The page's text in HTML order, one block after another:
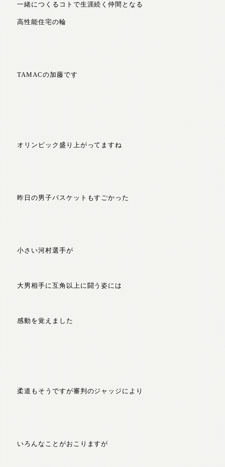
一緒につくるコトで生涯続く仲間となる
高性能住宅の輪
TAMACの加藤です
オリンピック盛り上がってますね
昨日の男子バスケットもすごかった
小さい河村選手が
大男相手に互角以上に闘う姿には
感動を覚えました
柔道もそうですが審判のジャッジにより
いろんなことがおこりますが